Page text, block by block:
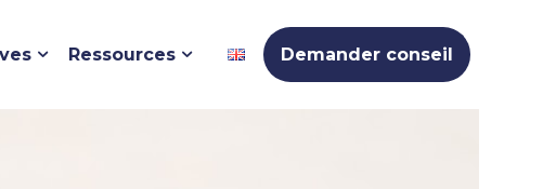
Ressources Demander conseil